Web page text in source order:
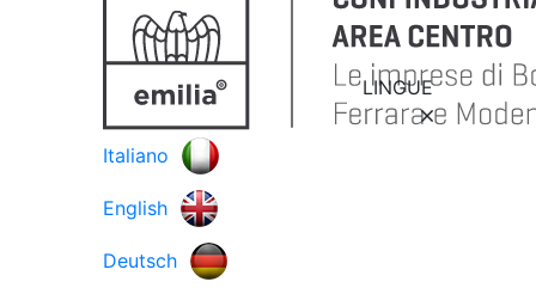
LINGUE
Italiano
English
Deutsch